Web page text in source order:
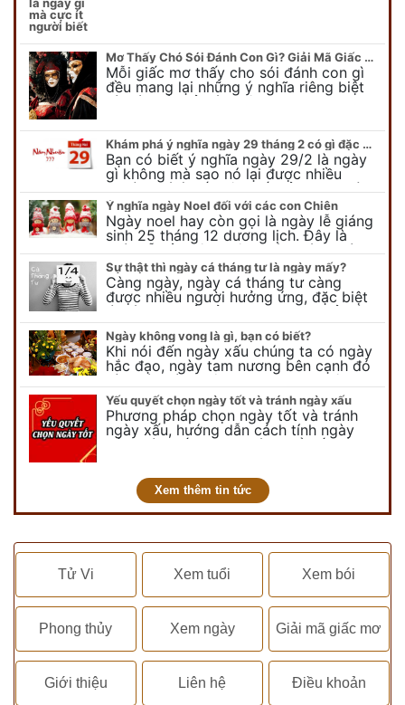
Mơ Thấy Chó Sói Đánh Con Gì? Giải Mã Giấc Mơ Bí Ẩn
Mỗi giấc mơ thấy cho sói đánh con gì
đều mang lại những ý nghĩa riêng biệt
và có thể phản ánh tâm trạng, suy nghĩ
Khám phá ý nghĩa ngày 29 tháng 2 có gì đặc biệt?
Bạn có biết ý nghĩa ngày 29/2 là ngày
gì không mà sao nó lại được nhiều
người chú ý đến vậy. Tất cả mọi người
đều cho rằng đây…
Ý nghĩa ngày Noel đối với các con Chiên
Ngày noel hay còn gọi là ngày lễ giáng
sinh 25 tháng 12 dương lịch. Đây là
ngày lễ của bên thiên chúa giáo, ngày
lễ thiên chúa giáng sinh,…
Sự thật thì ngày cá tháng tư là ngày mấy?
Càng ngày, ngày cá tháng tư càng
được nhiều người hưởng ứng, đặc biệt
là các bạn trẻ bởi họ sẽ nghĩ ra đủ trò
vui chơi, tinh nghịch, hài…
Ngày không vong là gì, bạn có biết?
Khi nói đến ngày xấu chúng ta có ngày
hắc đạo, ngày tam nương bên cạnh đó
còn có ngày không vong. Tuy nhiên khi
nói đến ngày không vong…
Yếu quyết chọn ngày tốt và tránh ngày xấu
Phương pháp chọn ngày tốt và tránh
ngày xấu, hướng dẫn cách tính ngày
tốt, ngày xấu trong tháng để tiến hành
Xem thêm tin tức
Tử Vi Xem tuổi Xem bói
Phong thủy Xem ngày Giải mã giấc mơ
Giới thiệu Liên hệ Điều khoản